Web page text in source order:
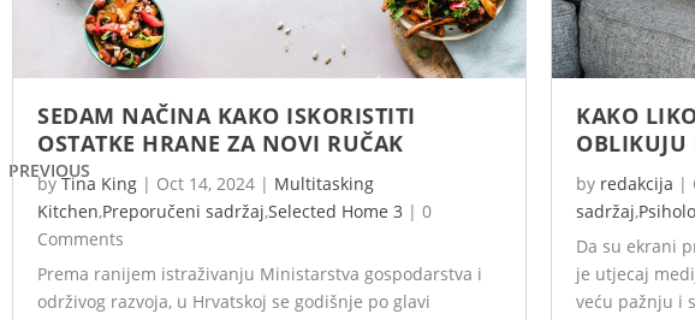
PREVIOUS
SEDAM NAČINA KAKO ISKORISTITI
OSTATKE HRANE ZA NOVI RUČAK
by Tina King | Oct 14, 2024 | Multitasking
Kitchen,Preporučeni sadržaj,Selected Home 3 | 0
Comments
Prema ranijem istraživanju Ministarstva gospodarstva i
održivog razvoja, u Hrvatskoj se godišnje po glavi
KAKO
OBLIKUJU
by redakcija |
sadržaj,
Da su ekrani
je utjecaj
veću pažnju i